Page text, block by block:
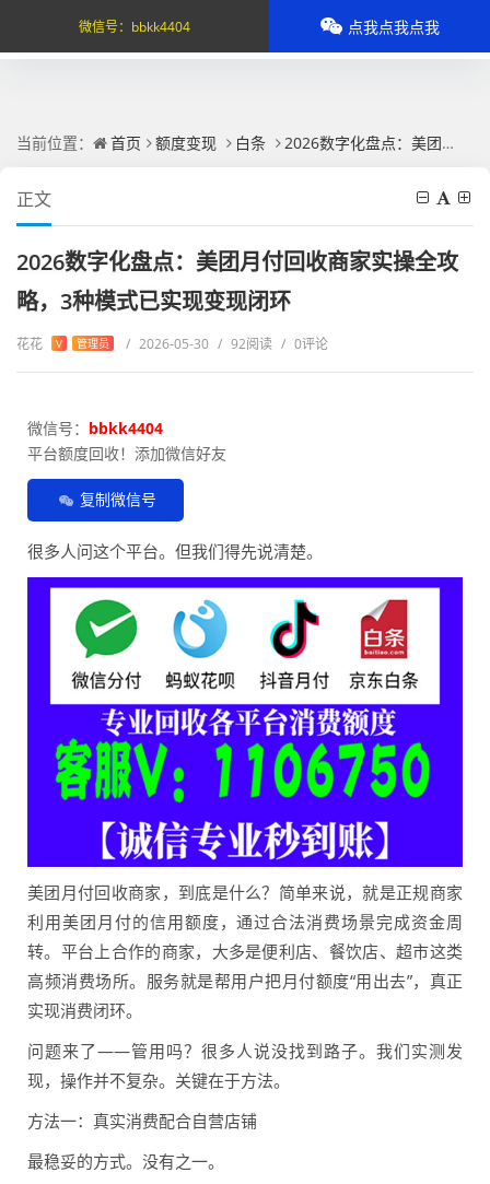
当前位置： 首页 额度变现 白条 2026数字化盘点：美团月付回收商家实操全攻略，3种模式已实现变现闭环
正文
2026数字化盘点：美团月付回收商家实操全攻
略，3种模式已实现变现闭环
花花 V 管理员 / 2026-05-30 / 92阅读 / 0评论
微信号： bbkk4404
平台额度回收！添加微信好友
复制微信号
很多人问这个平台。但我们得先说清楚。
美团月付回收商家，到底是什么？简单来说，就是正规商家
利用美团月付的信用额度，通过合法消费场景完成资金周
转。平台上合作的商家，大多是便利店、餐饮店、超市这类
高频消费场所。服务就是帮用户把月付额度“用出去”，真正
实现消费闭环。
问题来了——管用吗？很多人说没找到路子。我们实测发
现，操作并不复杂。关键在于方法。
方法一：真实消费配合自营店铺
最稳妥的方式。没有之一。
微信号： bbkk4404 点我点我点我